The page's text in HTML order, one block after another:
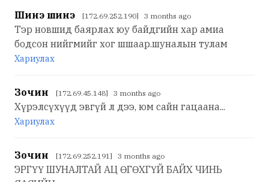
Шинэ шинэ [172.69.252.190] 3 months ago
Тэр новшид баярлах юу байдгийн хар амиа
бодсон нийгмийг хог шшаар.шуналын тулам
Хариулах
Зочин [172.69.45.148] 3 months ago
Хүрэлсүхүүд эвгүй л дээ, юм сайн гацаана...
Хариулах
Зочин [172.69.252.191] 3 months ago
ЭРГҮҮ ШУНАЛТАЙ АЦ ӨГӨХГҮЙ БАЙХ ЧИНЬ